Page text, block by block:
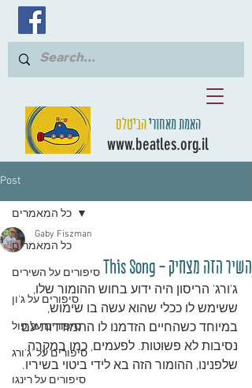
האמת מאחוריהביטלס
www.beatles.org.il
Post
כל המאמרים
סיפורים על השירים
סיפורים על ג'ון
סיפורים על פול
סיפורים על 'ג'ורג
סיפורים על רינגו
כל המאמרים
השיר הזה מצחיק - This Song
Gaby Fiszman
ג'ורג' הריסון היה ידוע בחוש ההומור שלו,
ששימש לו ככלי שהוא עשה בו שימוש,
במיוחד כשהחיים הזדמנו לו התמודדות עם
נסיבות לא פשוטות. לפעמים, כמו במקרה
שלפנינו, ההומור הזה בא לידי ביטוי בשיריו.